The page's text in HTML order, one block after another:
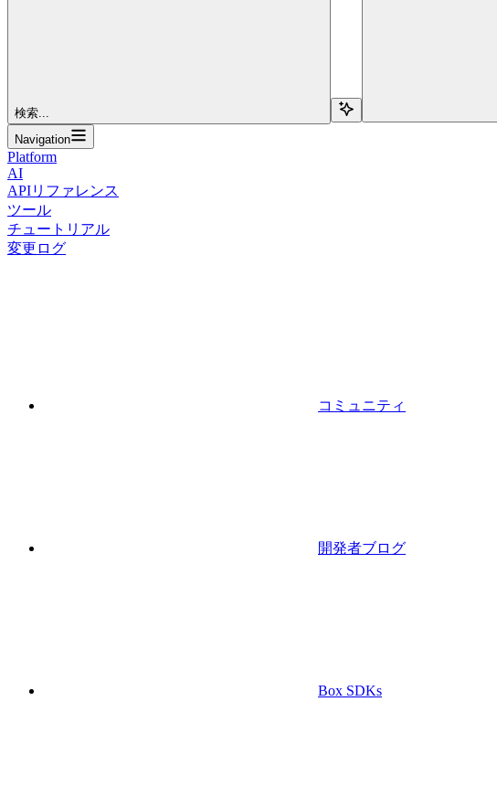
検索...
Navigation
Platform
AI
APIリファレンス
ツール
チュートリアル
変更ログ
コミュニティ
開発者ブログ
Box SDKs